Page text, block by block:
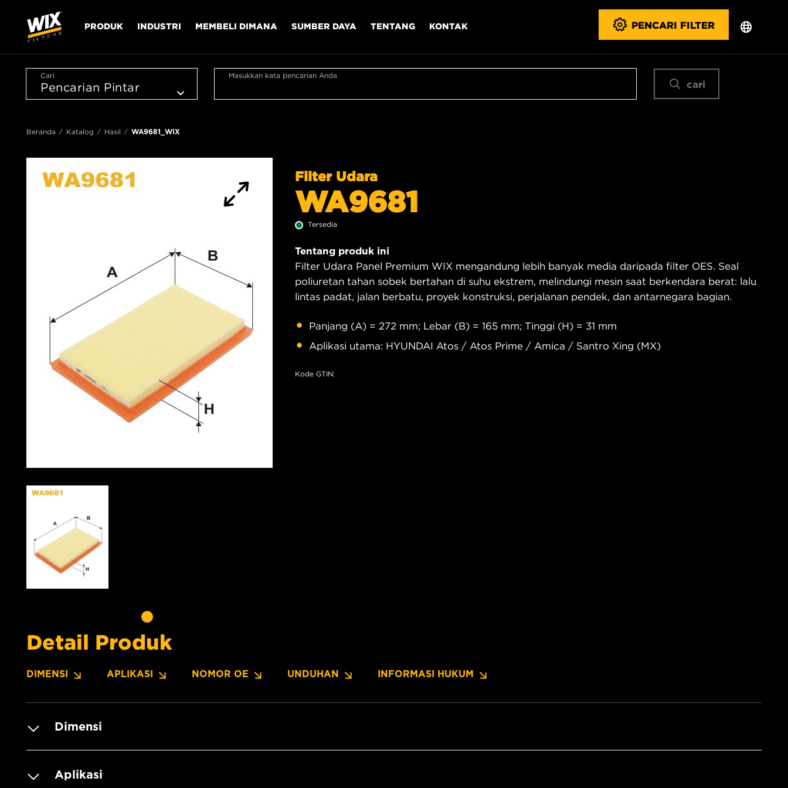
PRODUK INDUSTRI MEMBELI DIMANA SUMBER DAYA TENTANG KONTAK PENCARI FILTER
Cari Masukkan kata pencarian Anda
cari
Beranda Katalog Hasil WA9681_WIX
Filter Udara
WA9681
Tersedia
Tentang produk ini
Filter Udara Panel Premium WIX mengandung lebih banyak media daripada filter OES. Seal
poliuretan tahan sobek bertahan di suhu ekstrem, melindungi mesin saat berkendara berat: lalu
lintas padat, jalan berbatu, proyek konstruksi, perjalanan pendek, dan antarnegara bagian.
Panjang (A) = 272 mm; Lebar (B) = 165 mm; Tinggi (H) = 31 mm
Aplikasi utama: HYUNDAI Atos / Atos Prime / Amica / Santro Xing (MX)
Kode GTIN:
Detail Produk
DIMENSI APLIKASI NOMOR OE UNDUHAN INFORMASI HUKUM
Dimensi
Aplikasi